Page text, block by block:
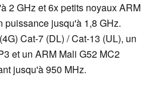
2 GHz et 6x petits noyaux ARM
puissance jusqu'à 1,8 GHz.
Cat-7 (DL) / Cat-13 (UL), un
et un ARM Mali G52 MC2
jusqu'à 950 MHz.